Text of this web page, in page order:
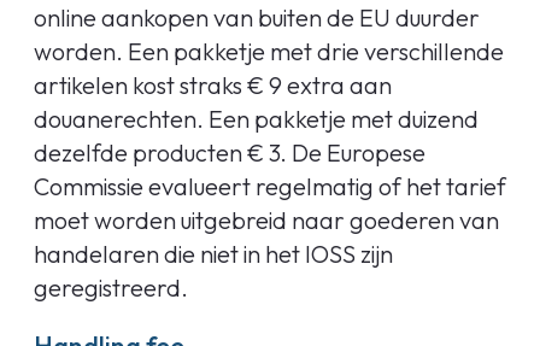
online aankopen van buiten de EU duurder
worden. Een pakketje met drie verschillende
artikelen kost straks € 9 extra aan
douanerechten. Een pakketje met duizend
dezelfde producten € 3. De Europese
Commissie evalueert regelmatig of het tarief
moet worden uitgebreid naar goederen van
handelaren die niet in het IOSS zijn
geregistreerd.